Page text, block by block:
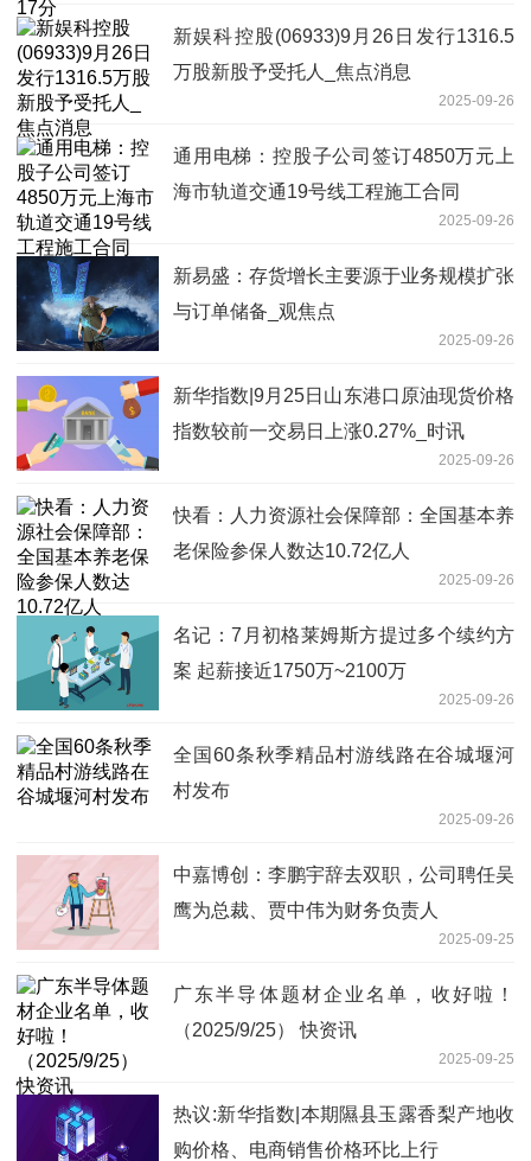
新娱科控股(06933)9月26日发行1316.5
万股新股予受托人_焦点消息
2025-09-26
通用电梯：控股子公司签订4850万元上
海市轨道交通19号线工程施工合同
2025-09-26
新易盛：存货增长主要源于业务规模扩张
与订单储备_观焦点
2025-09-26
新华指数|9月25日山东港口原油现货价格
指数较前一交易日上涨0.27%_时讯
2025-09-26
快看：人力资源社会保障部：全国基本养
老保险参保人数达10.72亿人
2025-09-26
名记：7月初格莱姆斯方提过多个续约方
案 起薪接近1750万~2100万
2025-09-26
全国60条秋季精品村游线路在谷城堰河
村发布
2025-09-26
中嘉博创：李鹏宇辞去双职，公司聘任吴
鹰为总裁、贾中伟为财务负责人
2025-09-25
广东半导体题材企业名单，收好啦！
（2025/9/25） 快资讯
2025-09-25
热议:新华指数|本期隰县玉露香梨产地收
购价格、电商销售价格环比上行